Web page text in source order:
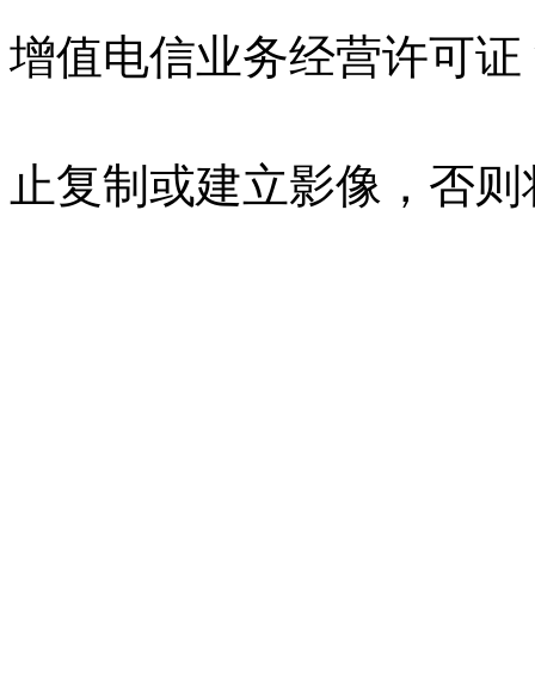
增值电信业务经营许可证
止复制或建立影像，否